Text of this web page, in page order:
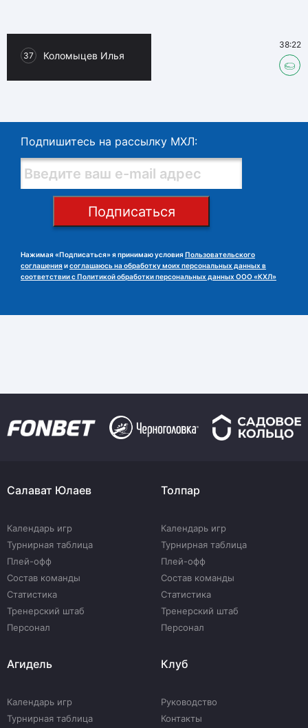
37 Коломыцев Илья
38:22
Подпишитесь на рассылку МХЛ:
Подписаться
Нажимая «Подписаться» я принимаю условия Пользовательского
соглашения исоглашаюсь на обработку моих персональных данных в
соответствии с Политикой обработки персональных данных ООО «КХЛ»
Салават Юлаев
Календарь игр
Турнирная таблица
Плей-офф
Состав команды
Статистика
Тренерский штаб
Персонал
Толпар
Календарь игр
Турнирная таблица
Плей-офф
Состав команды
Статистика
Тренерский штаб
Персонал
Агидель
Календарь игр
Турнирная таблица
Клуб
Руководство
Контакты